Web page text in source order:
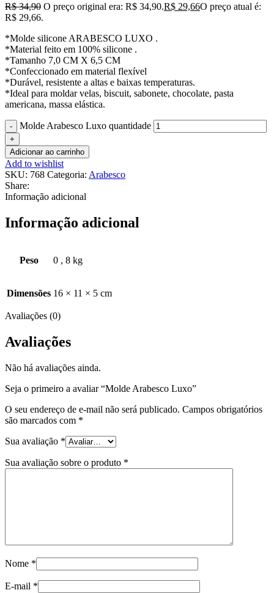
R$34,90 O preço original era: R$ 34,90.R$ 29,66O preço atual é:
R$ 29,66.
*Molde silicone ARABESCO LUXO .
*Material feito em 100% silicone .
*Tamanho 7,0 CM X 6,5 CM
*Confeccionado em material flexível
*Durável, resistente a altas e baixas temperaturas.
*Ideal para moldar velas, biscuit, sabonete, chocolate, pasta
americana, massa elástica.
Molde Arabesco Luxo quantidade
Adicionar ao carrinho
Add to wishlist
SKU: 768 Categoria: Arabesco
Share:
Informação adicional
Informação adicional
Peso 0 , 8 kg
Dimensões 16 × 11 × 5 cm
Avaliações (0)
Avaliações
Não há avaliações ainda.
Seja o primeiro a avaliar “Molde Arabesco Luxo”
O seu endereço de e-mail não será publicado. Campos obrigatórios
são marcados com *
Sua avaliação *
Sua avaliação sobre o produto *
Nome *
E-mail *